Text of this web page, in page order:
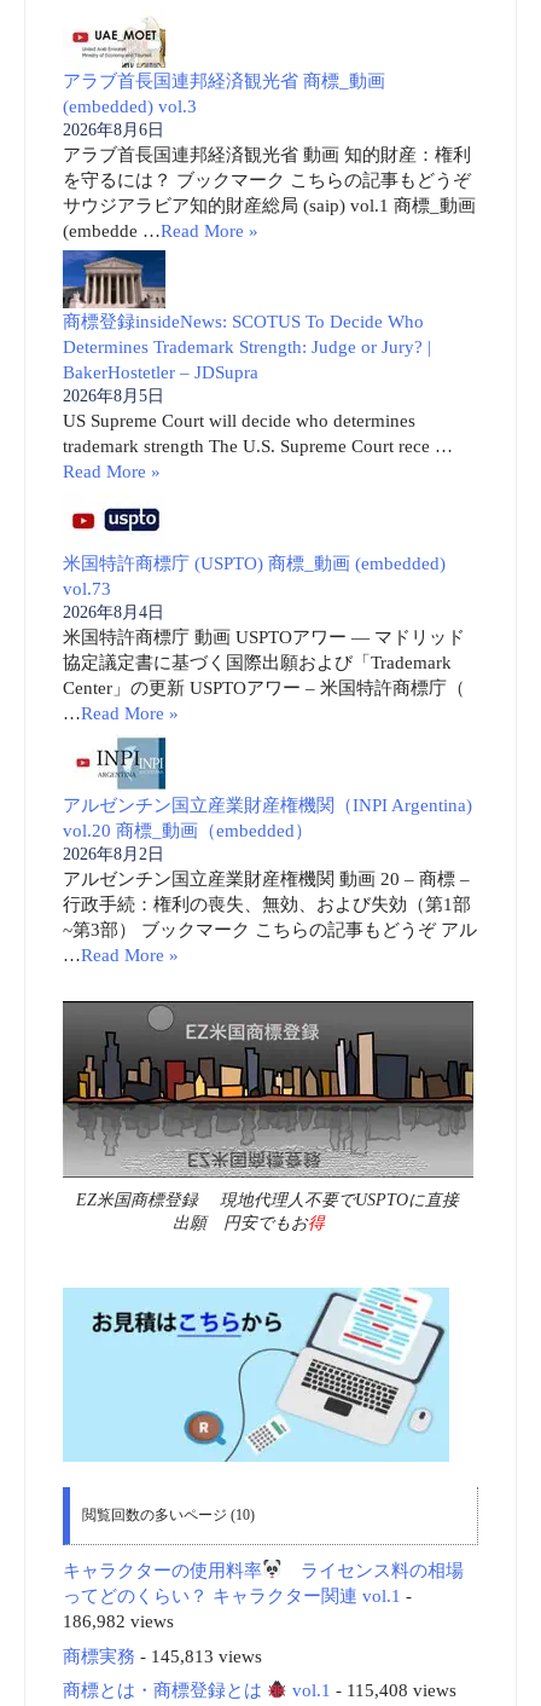
アラブ首長国連邦経済観光省 商標_動画
(embedded) vol.3
2026年8月6日
アラブ首長国連邦経済観光省 動画 知的財産：権利
を守るには？ ブックマーク こちらの記事もどうぞ
サウジアラビア知的財産総局 (saip) vol.1 商標_動画
(embedde …Read More »
商標登録insideNews: SCOTUS To Decide Who
Determines Trademark Strength: Judge or Jury? |
BakerHostetler – JDSupra
2026年8月5日
US Supreme Court will decide who determines
trademark strength The U.S. Supreme Court rece …
Read More »
米国特許商標庁 (USPTO) 商標_動画 (embedded)
vol.73
2026年8月4日
米国特許商標庁 動画 USPTOアワー ― マドリッド
協定議定書に基づく国際出願および「Trademark
Center」の更新 USPTOアワー – 米国特許商標庁（
…Read More »
アルゼンチン国立産業財産権機関（INPI Argentina)
vol.20 商標_動画（embedded）
2026年8月2日
アルゼンチン国立産業財産権機関 動画 20 – 商標 –
行政手続：権利の喪失、無効、および失効（第1部
~第3部） ブックマーク こちらの記事もどうぞ アル
…Read More »
EZ米国商標登録 現地代理人不要でUSPTOに直接
出願 円安でもお得
閲覧回数の多いページ (10)
キャラクターの使用料率
ライセンス料の相場
ってどのくらい？ キャラクター関連 vol.1 -
186,982 views
商標実務 - 145,813 views
商標とは・商標登録とは
vol.1 - 115,408 views